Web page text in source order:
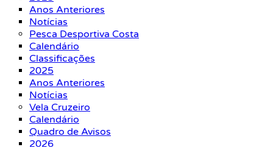
Anos Anteriores
Notícias
Pesca Desportiva Costa
Calendário
Classificações
2025
Anos Anteriores
Notícias
Vela Cruzeiro
Calendário
Quadro de Avisos
2026